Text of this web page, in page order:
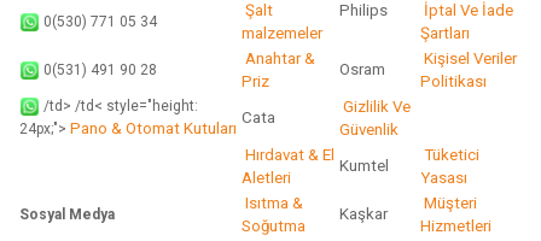
0(530) 771 05 34
Şalt
malzemeler
Philips
İptal Ve İade
Şartları
0(531) 491 90 28
Anahtar &
Priz
Osram
Kişisel Veriler
Politikası
/td> /td< style="height:
24px;"> Pano & Otomat Kutuları
Cata
Gizlilik Ve
Güvenlik
Hırdavat & El
Aletleri
Kumtel
Tüketici
Yasası
Sosyal Medya
Isıtma &
Soğutma
Kaşkar
Müşteri
Hizmetleri